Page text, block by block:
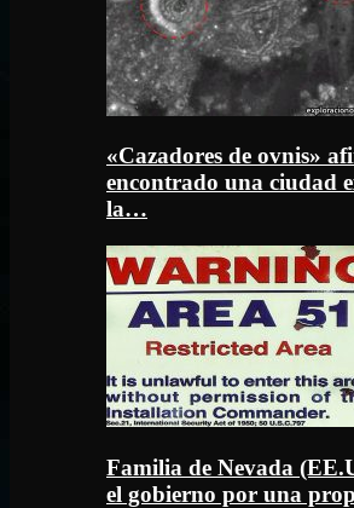
«Cazadores de ovnis»
encontrado una ciudad
la…
Familia de Nevada
el gobierno por una